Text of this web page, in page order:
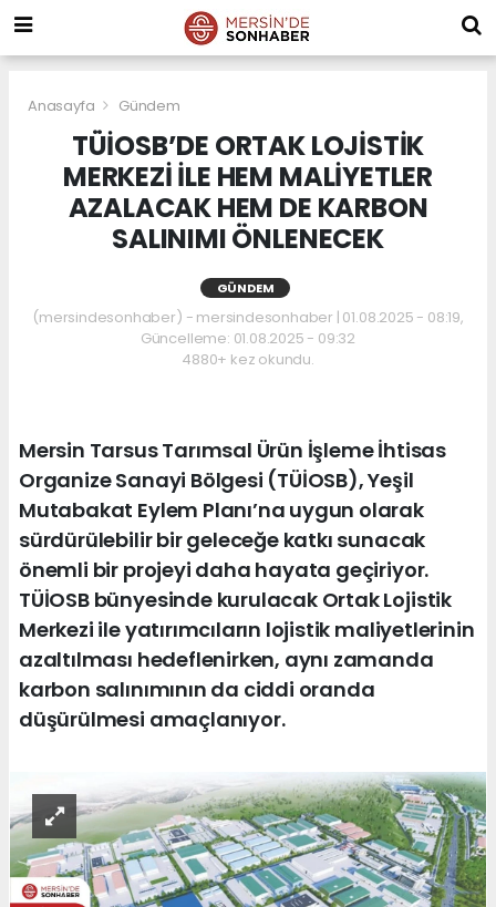
Anasayfa Gündem
TÜİOSB’DE ORTAK LOJİSTİK
MERKEZİ İLE HEM MALİYETLER
AZALACAK HEM DE KARBON
SALINIMI ÖNLENECEK
GÜNDEM
(mersindesonhaber) - mersindesonhaber | 01.08.2025 - 08:19,
Güncelleme: 01.08.2025 - 09:32
4880+ kez okundu.
Mersin Tarsus Tarımsal Ürün İşleme İhtisas
Organize Sanayi Bölgesi (TÜİOSB), Yeşil
Mutabakat Eylem Planı’na uygun olarak
sürdürülebilir bir geleceğe katkı sunacak
önemli bir projeyi daha hayata geçiriyor.
TÜİOSB bünyesinde kurulacak Ortak Lojistik
Merkezi ile yatırımcıların lojistik maliyetlerinin
azaltılması hedeflenirken, aynı zamanda
karbon salınımının da ciddi oranda
düşürülmesi amaçlanıyor.